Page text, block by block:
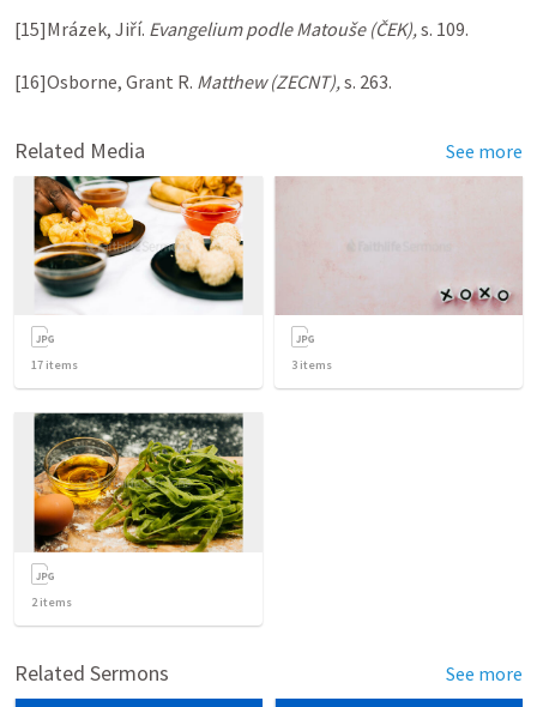
[15]Mrázek, Jiří. Evangelium podle Matouše (ČEK), s. 109.
[16]Osborne, Grant R. Matthew (ZECNT),
Related Media See more
17 items 3 items
2items
Related Sermons See more